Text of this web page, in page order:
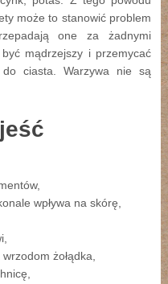
może to stanowić problem
one za żadnymi
mądrzejszy i przemycać
ciasta. Warzywa nie są
wpływa na skórę,
żołądka,